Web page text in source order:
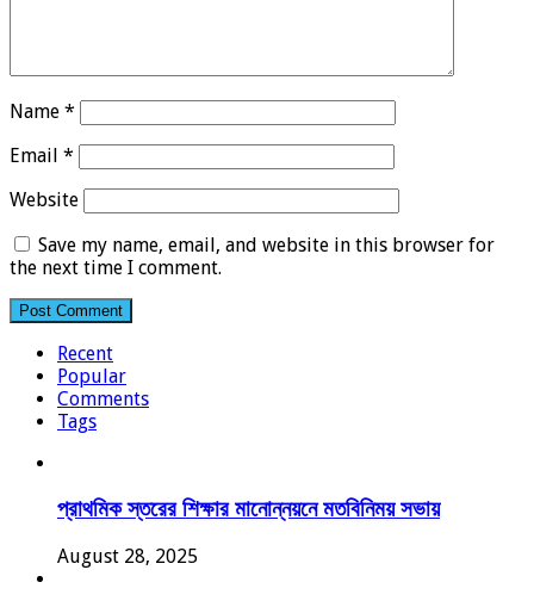
Name *
Email *
Website
Save my name, email, and website in this browser for
the next time I comment.
Recent
Popular
Comments
Tags
প্রাথমিক স্তরের শিক্ষার মানোন্নয়নে মতবিনিময় সভায়
August 28, 2025